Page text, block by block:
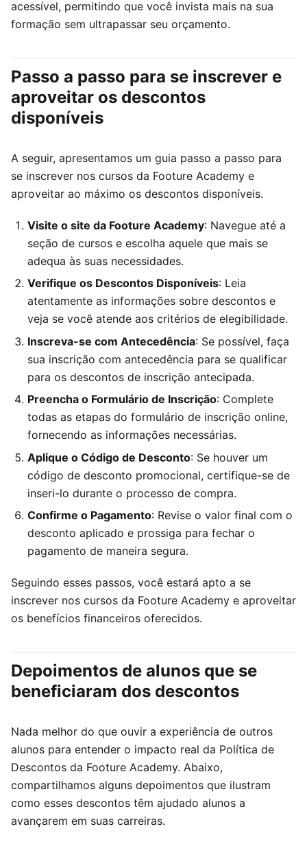
acessível, permitindo que você invista mais na sua
formação sem ultrapassar seu orçamento.
Passo a passo para se inscrever e
aproveitar os descontos
disponíveis
A seguir, apresentamos um guia passo a passo para
se inscrever nos cursos da Footure Academy e
aproveitar ao máximo os descontos disponíveis.
Visite o site da Footure Academy: Navegue até a
seção de cursos e escolha aquele que mais se
adequa às suas necessidades.
Verifique os Descontos Disponíveis: Leia
atentamente as informações sobre descontos e
veja se você atende aos critérios de elegibilidade.
Inscreva-se com Antecedência: Se possível, faça
sua inscrição com antecedência para se qualificar
para os descontos de inscrição antecipada.
Preencha o Formulário de Inscrição: Complete
todas as etapas do formulário de inscrição online,
fornecendo as informações necessárias.
Aplique o Código de Desconto: Se houver um
código de desconto promocional, certifique-se de
inseri-lo durante o processo de compra.
Confirme o Pagamento: Revise o valor final com o
desconto aplicado e prossiga para fechar o
pagamento de maneira segura.
Seguindo esses passos, você estará apto a se
inscrever nos cursos da Footure Academy e aproveitar
os benefícios financeiros oferecidos.
Depoimentos de alunos que se
beneficiaram dos descontos
Nada melhor do que ouvir a experiência de outros
alunos para entender o impacto real da Política de
Descontos da Footure Academy. Abaixo,
compartilhamos alguns depoimentos que ilustram
como esses descontos têm ajudado alunos a
avançarem em suas carreiras.